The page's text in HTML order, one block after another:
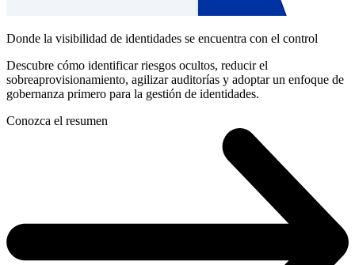
Donde la visibilidad de identidades se encuentra con el control
Descubre cómo identificar riesgos ocultos, reducir el
sobreaprovisionamiento, agilizar auditorías y adoptar un enfoque de
gobernanza primero para la gestión de identidades.
Conozca el resumen